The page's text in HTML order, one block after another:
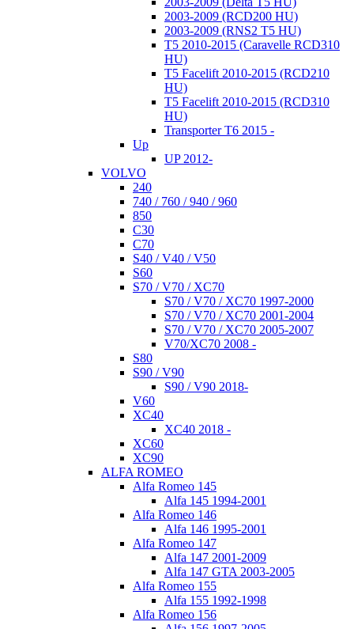
2003-2009 (RCD200 HU)
2003-2009 (RNS2 T5 HU)
T5 2010-2015 (Caravelle RCD310
HU)
T5 Facelift 2010-2015 (RCD210
HU)
T5 Facelift 2010-2015 (RCD310
HU)
Transporter T6 2015 -
Up
UP 2012-
VOLVO
240
740 / 760 / 940 / 960
850
C30
C70
S40 / V40 / V50
S60
S70 / V70 / XC70
S70 / V70 / XC70 1997-2000
S70 / V70 / XC70 2001-2004
S70 / V70 / XC70 2005-2007
V70/XC70 2008 -
S80
S90 / V90
S90 / V90 2018-
V60
XC40
XC40 2018 -
XC60
XC90
ALFA ROMEO
Alfa Romeo 145
Alfa 145 1994-2001
Alfa Romeo 146
Alfa 146 1995-2001
Alfa Romeo 147
Alfa 147 2001-2009
Alfa 147 GTA 2003-2005
Alfa Romeo 155
Alfa 155 1992-1998
Alfa Romeo 156